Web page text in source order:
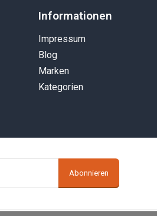
Informationen
Impressum
Blog
Marken
Kategorien
Abonnieren